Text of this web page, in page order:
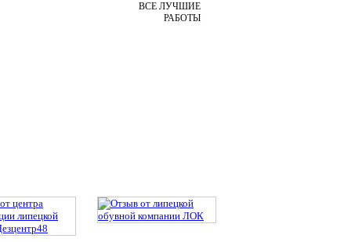
ВСЕ ЛУЧШИЕ
РАБОТЫ